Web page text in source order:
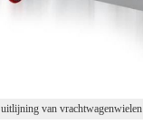
uitlijning van vrachtwagenwielen